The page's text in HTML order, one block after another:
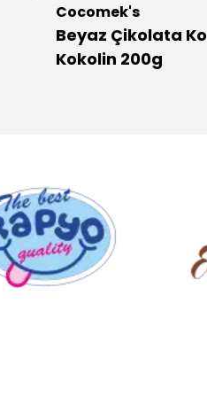
Cocomek's
Beyaz Çikolata
Kokolin 200g